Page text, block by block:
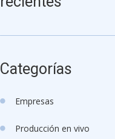
Categorías
Empresas
Producción en vivo